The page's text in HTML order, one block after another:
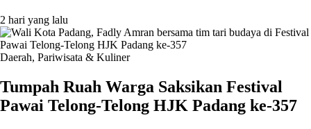
2 hari yang lalu
Daerah, Pariwisata & Kuliner
Tumpah Ruah Warga Saksikan Festival
Pawai Telong-Telong HJK Padang ke-357